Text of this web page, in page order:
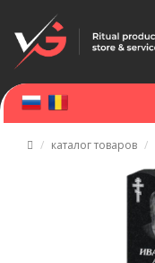
каталог товаров